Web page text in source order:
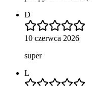
D
10 czerwca 2026
super
L